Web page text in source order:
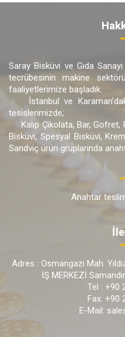
Saray Bisküvi ve Gıda
tecrübesinin makine
faaliyetlerimize başladık.
İstanbul ve
tesislerimizde;
Kalıp Çikolata, Bar, Gofret,
Bisküvi, Spesyal Bisküvi,
Sandviç ürün gruplarında
Anahtar
Adres : Osmangazi Mah.
İŞ MERKEZİ
Tel : +90
Fax: +90
E-Mail: